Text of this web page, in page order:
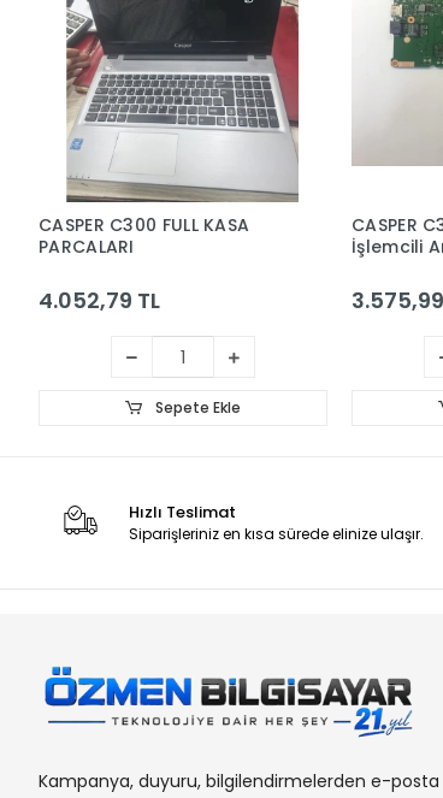
CASPER C300 FULL KASA
PARCALARI
4.052,79 TL
Sepete Ekle
CASPER
İşlemcili
Hızlı Teslimat
Siparişleriniz en kısa sürede elinize ulaşır.
Kampanya, duyuru, bilgilendirmelerden e-posta